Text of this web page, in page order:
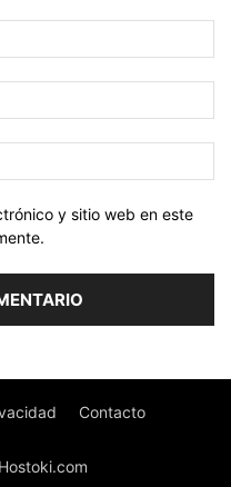
y sitio web en este
Contacto